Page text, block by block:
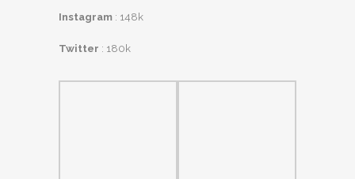
Instagram : 148k
Twitter : 180k